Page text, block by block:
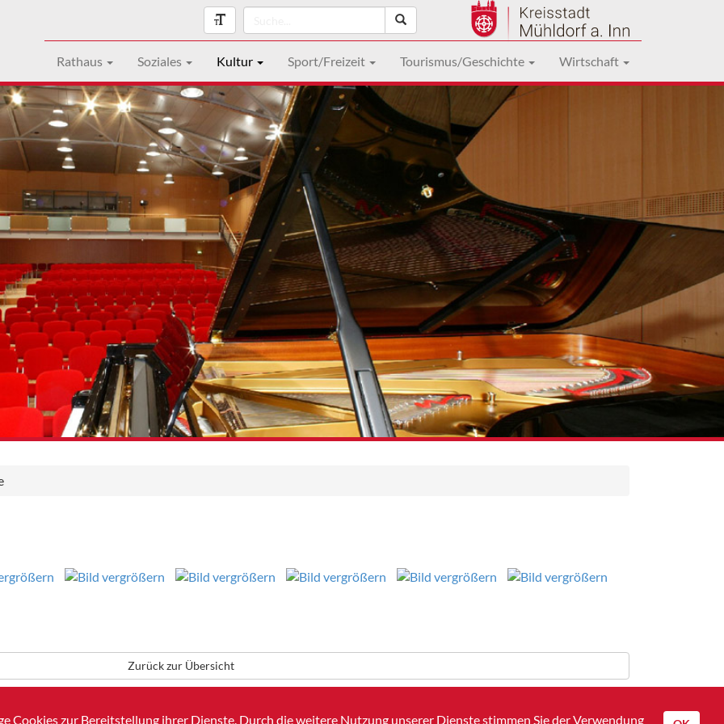
Rathaus Soziales Kultur Sport/Freizeit Tourismus/Geschichte Wirtschaft
Zurück zur Übersicht
Cookies zur Bereitstellung ihrer Dienste. Durch die weitere Nutzung unserer Dienste stimmen Sie der Verwendung